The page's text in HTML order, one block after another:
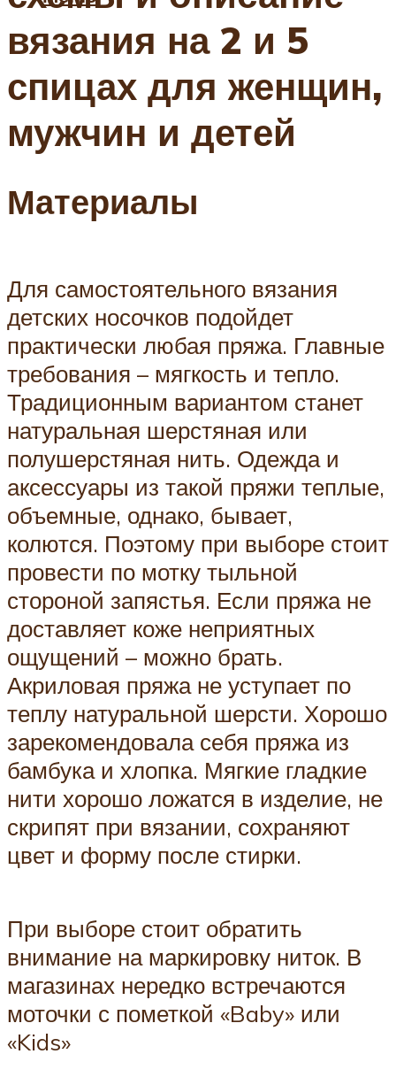
вязания на 2 и 5
спицах для женщин,
мужчин и детей
Материалы
Для самостоятельного вязания
детских носочков подойдет
практически любая пряжа. Главные
требования – мягкость и тепло.
Традиционным вариантом станет
натуральная шерстяная или
полушерстяная нить. Одежда и
аксессуары из такой пряжи теплые,
объемные, однако, бывает,
колются. Поэтому при выборе стоит
провести по мотку тыльной
стороной запястья. Если пряжа не
доставляет коже неприятных
ощущений – можно брать.
Акриловая пряжа не уступает по
теплу натуральной шерсти. Хорошо
зарекомендовала себя пряжа из
бамбука и хлопка. Мягкие гладкие
нити хорошо ложатся в изделие, не
скрипят при вязании, сохраняют
цвет и форму после стирки.
При выборе стоит обратить
внимание на маркировку ниток. В
магазинах нередко встречаются
моточки с пометкой «Baby» или
«Kids»